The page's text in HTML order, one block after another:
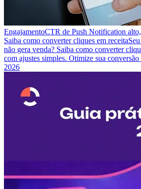
EngajamentoCTR de Push Notification
Saiba como converter cliques em receita
não gera venda? Saiba como converter
com ajustes simples. Otimize sua conversão
2026